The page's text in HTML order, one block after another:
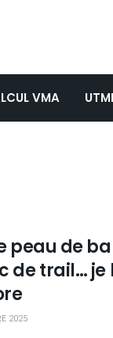
VMA
peau de
de trail… je
2025